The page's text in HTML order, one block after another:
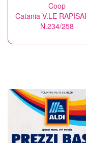
Coop
Catania V.LE
N.234/258